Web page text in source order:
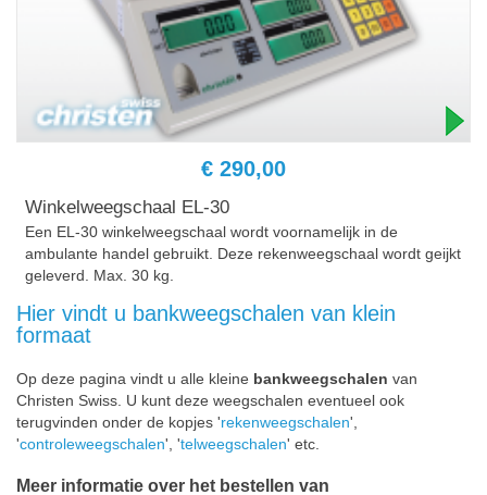
€ 290,00
Winkelweegschaal EL-30
Een EL-30 winkelweegschaal wordt voornamelijk in de
ambulante handel gebruikt. Deze rekenweegschaal wordt geijkt
geleverd. Max. 30 kg.
Hier vindt u bankweegschalen van klein
formaat
Op deze pagina vindt u alle kleine bankweegschalen van
Christen Swiss. U kunt deze weegschalen eventueel ook
terugvinden onder de kopjes 'rekenweegschalen',
'controleweegschalen', 'telweegschalen' etc.
Meer informatie over het bestellen van